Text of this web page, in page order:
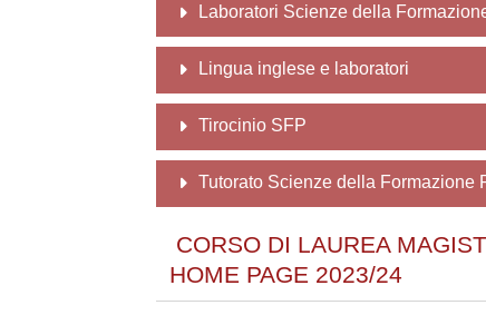
Laboratori Scienze della
Lingua inglese e laboratori
Tirocinio SFP
Tutorato Scienze della Formazione
CORSO DI LAUREA
HOME PAGE 2023/24